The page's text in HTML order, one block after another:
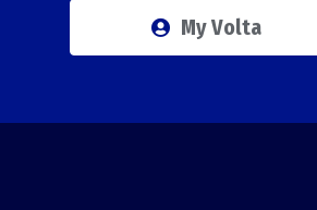
My Volta